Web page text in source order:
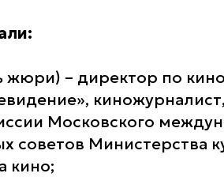
жюри) – директор по
Московского
советов Министерства
кино;